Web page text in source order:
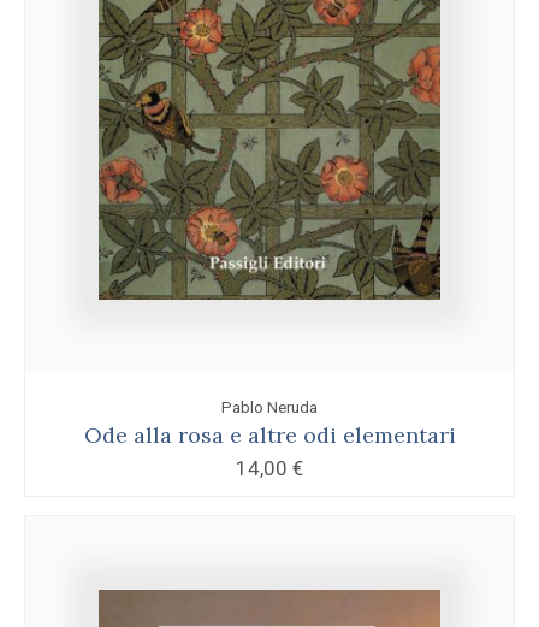
Pablo Neruda
Ode alla rosa e altre odi elementari
14,00 €